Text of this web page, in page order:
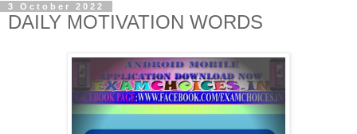
3 October 2022
DAILY MOTIVATION WORDS